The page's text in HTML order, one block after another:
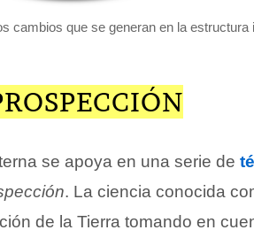
cambios que se generan en la estructura
se apoya en una serie de
. La ciencia conocida
de la Tierra tomando en